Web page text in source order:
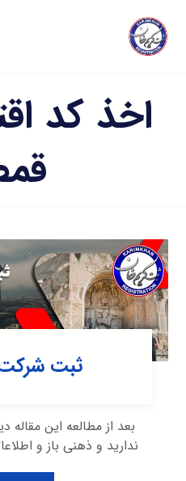
اخذ کد
ثبت
بعد از مطالعه این مقاله
ندارید و ذهنی باز و